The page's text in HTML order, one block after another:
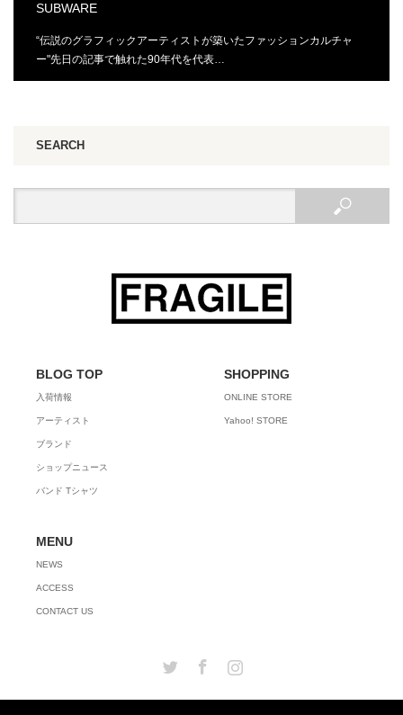
SUBWARE
“伝説のグラフィックアーティストが築いたファッションカルチャ
ー"先日の記事で触れた90年代を代表…
SEARCH
BLOG TOP
入荷情報
アーティスト
ブランド
ショップニュース
バンド Tシャツ
SHOPPING
ONLINE STORE
Yahoo! STORE
MENU
NEWS
ACCESS
CONTACT US
Twitter Facebook